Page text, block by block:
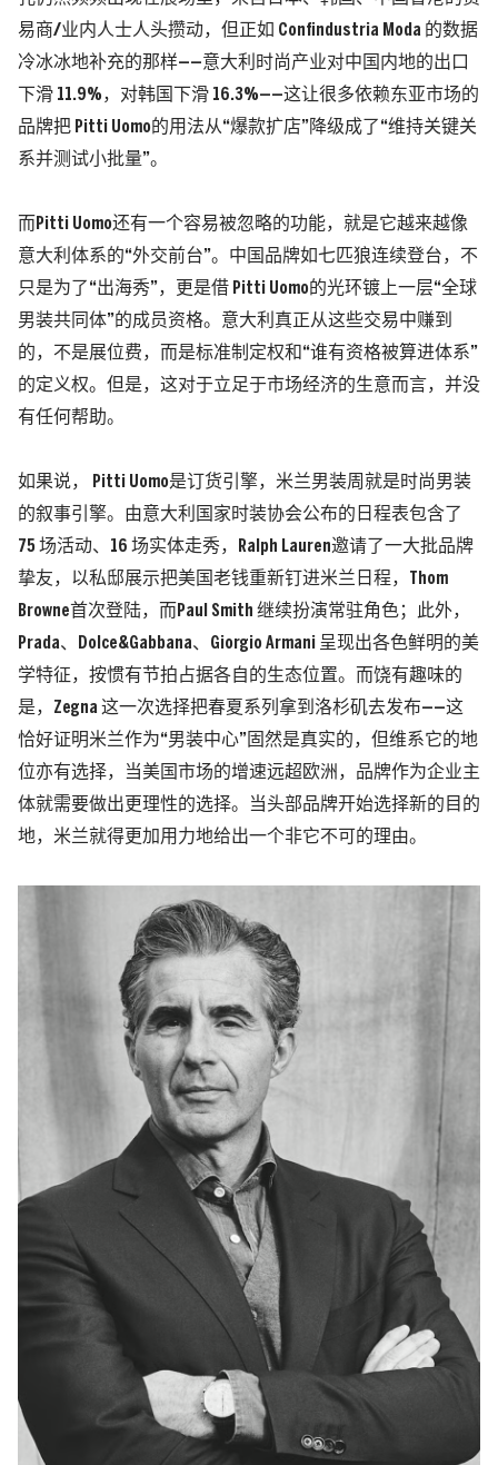
易商/业内人士人头攒动，但正如 Confindustria Moda 的数据
冷冰冰地补充的那样——意大利时尚产业对中国内地的出口
下滑 11.9%，对韩国下滑 16.3%——这让很多依赖东亚市场的
品牌把 Pitti Uomo的用法从“爆款扩店”降级成了“维持关键关
系并测试小批量”。
而Pitti Uomo还有一个容易被忽略的功能，就是它越来越像
意大利体系的“外交前台”。中国品牌如七匹狼连续登台，不
只是为了“出海秀”，更是借 Pitti Uomo的光环镀上一层“全球
男装共同体”的成员资格。意大利真正从这些交易中赚到
的，不是展位费，而是标准制定权和“谁有资格被算进体系”
的定义权。但是，这对于立足于市场经济的生意而言，并没
有任何帮助。
如果说， Pitti Uomo是订货引擎，米兰男装周就是时尚男装
的叙事引擎。由意大利国家时装协会公布的日程表包含了
75 场活动、16 场实体走秀，
Ralph Lauren邀请了一大批品牌
挚友，以私邸展示把美国老钱重新钉进米兰日程，Thom
Browne首次登陆，而Paul Smith 继续扮演常驻角色；此外，
Prada、Dolce&Gabbana、Giorgio Armani 呈现出各色鲜明的美
学特征，按惯有节拍占据各自的生态位置。而饶有趣味的
是，Zegna 这一次选择把春夏系列拿到洛杉矶去发布——这
恰好证明米兰作为“男装中心”固然是真实的，但维系它的地
位亦有选择，当美国市场的增速远超欧洲，品牌作为企业主
体就需要做出更理性的选择。
当头部品牌开始选择新的目的
地，米兰就得更加用力地给出一个非它不可的理由。